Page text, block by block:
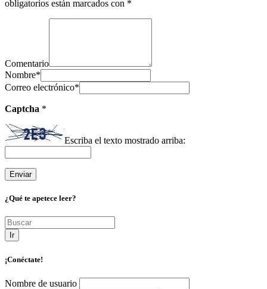
obligatorios están marcados con *
Comentario
Nombre*
Correo electrónico*
Captcha *
Escriba el texto mostrado arriba:
¿Qué te apetece leer?
Ir
¡Conéctate!
Nombre de usuario